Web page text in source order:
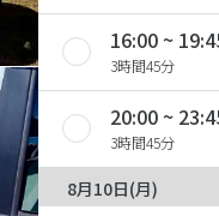
16:00 ~
3時間45分
20:00 ~
3時間45分
8月10日(月)